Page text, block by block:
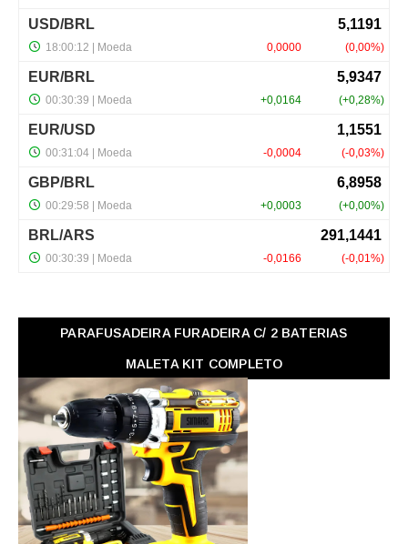
PARAFUSADEIRA FURADEIRA C/ 2 BATERIAS
MALETA KIT COMPLETO